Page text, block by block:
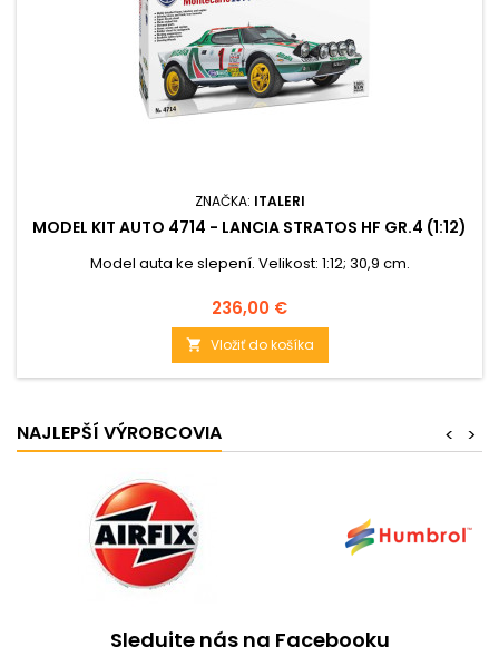
ZNAČKA: ITALERI
MODEL KIT AUTO 4714 - LANCIA STRATOS HF GR.4 (1:12)
Model auta ke slepení. Velikost: 1:12; 30,9 cm.
Cena
236,00 €
 Vložiť do košíka
NAJLEPŠÍ VÝROBCOVIA >
<
Sledujte nás na Facebooku